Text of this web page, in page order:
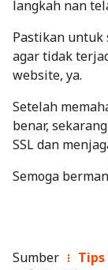
langkah nan
Pastikan untuk
agar tidak
website, ya.
Setelah
benar,
SSL dan
Semoga
Sumber